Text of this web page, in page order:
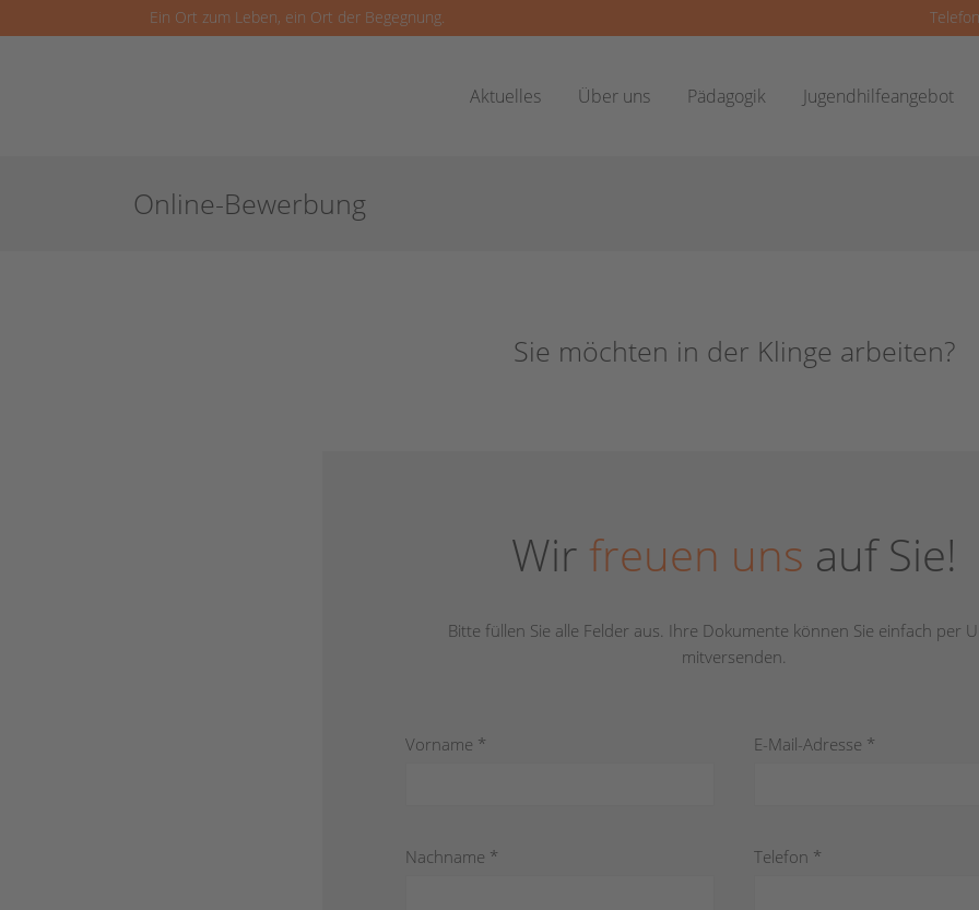
Ein Ort zum Leben, ein Ort der Begegnung.
Aktuelles Über uns Pädagogik Jugendhilfeangebot
Online-Bewerbung
Sie möchten in der Klinge arbeiten?
Wir freuen uns auf Sie!
Bitte füllen Sie alle Felder aus. Ihre Dokumente können Sie einfach per
mitversenden.
Vorname *
Nachname *
E-Mail-Adresse *
Telefon *